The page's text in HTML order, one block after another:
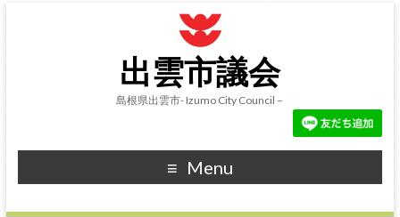
出雲市議会
島根県出雲市- Izumo City Council –
Menu